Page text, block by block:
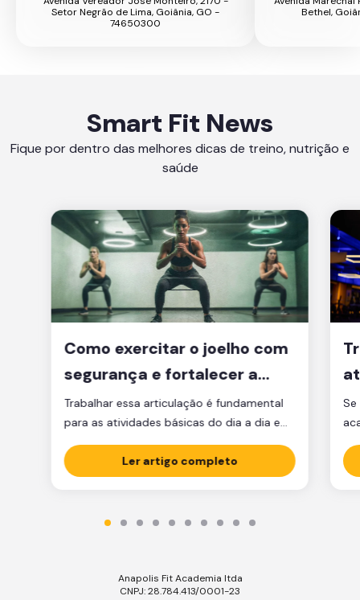
Setor Negrão de Lima, Goiânia, GO -
74650300
Bethel,
Smart Fit News
Fique por dentro das melhores dicas de treino, nutrição e
saúde
Como exercitar o joelho com
segurança e fortalecer a
articulação
Trabalhar essa articulação é fundamental
para as atividades básicas do dia a dia e
manter a qualidade de vida.
Ler artigo completo
Anapolis Fit Academia ltda
CNPJ: 28.784.413/0001-23